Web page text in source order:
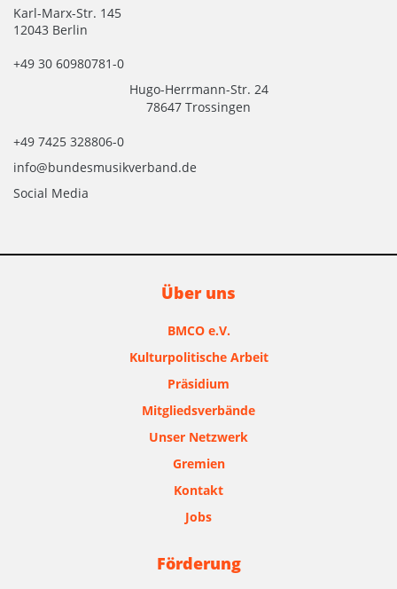
Karl-Marx-Str. 145
12043 Berlin
+49 30 60980781-0
Hugo-Herrmann-Str. 24
78647 Trossingen
+49 7425 328806-0
info@bundesmusikverband.de
Social Media
Über uns
BMCO e.V.
Kulturpolitische Arbeit
Präsidium
Mitgliedsverbände
Unser Netzwerk
Gremien
Kontakt
Jobs
Förderung